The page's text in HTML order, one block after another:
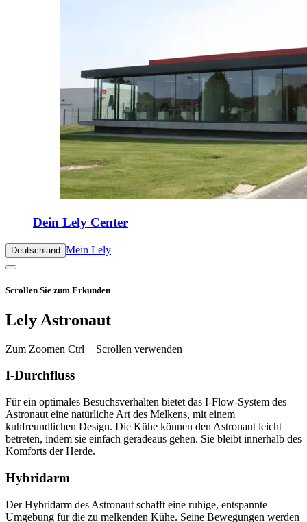
Dein Lely Center
Deutschland Mein Lely
Scrollen Sie zum Erkunden
Lely Astronaut
Zum Zoomen Ctrl + Scrollen verwenden
I-Durchfluss
Für ein optimales Besuchsverhalten bietet das I-Flow-System des
Astronaut eine natürliche Art des Melkens, mit einem
kuhfreundlichen Design. Die Kühe können den Astronaut leicht
betreten, indem sie einfach geradeaus gehen. Sie bleibt innerhalb des
Komforts der Herde.
Hybridarm
Der Hybridarm des Astronaut schafft eine ruhige, entspannte
Umgebung für die zu melkenden Kühe. Seine Bewegungen werden